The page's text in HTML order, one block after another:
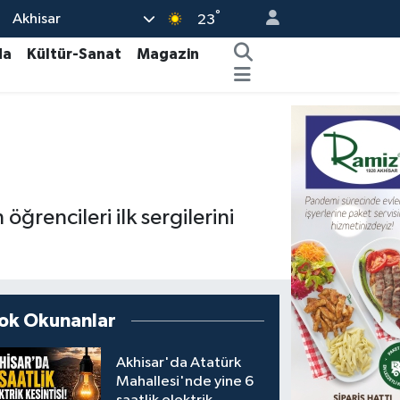
Akhisar 23°
Kültür-Sanat
Magazin
öğrencileri ilk sergilerini
Okunanlar
Akhisar'da Atatürk
Mahallesi'nde yine 6